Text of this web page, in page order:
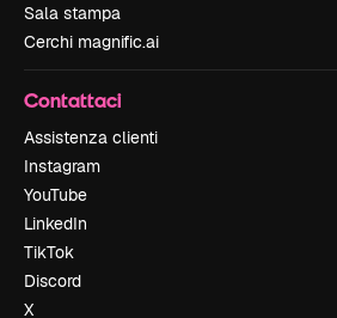
Sala stampa
Cerchi magnific.ai
Contattaci
Assistenza clienti
Instagram
YouTube
LinkedIn
TikTok
Discord
X